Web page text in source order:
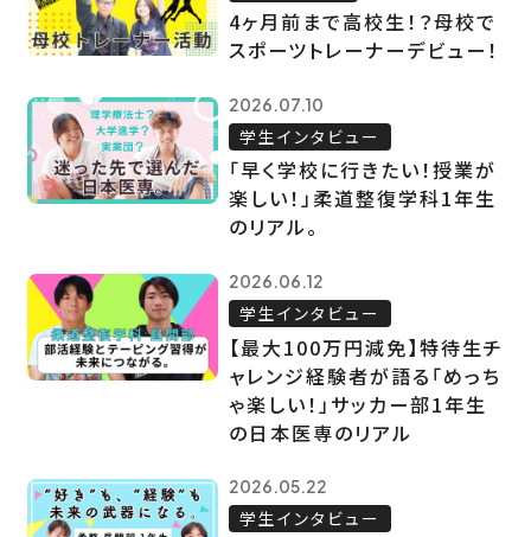
4ヶ月前まで高校生！？母校で
スポーツトレーナーデビュー！
2026.07.10
学生インタビュー
「早く学校に行きたい！授業が
楽しい！」柔道整復学科1年生
のリアル。
2026.06.12
学生インタビュー
【最大100万円減免】特待生チ
ャレンジ経験者が語る「めっち
ゃ楽しい！」サッカー部1年生
の日本医専のリアル
2026.05.22
学生インタビュー